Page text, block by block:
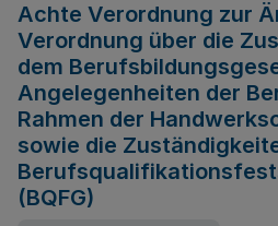
Achte Verordnung zur
Verordnung über die
dem
Angelegenheiten der
Rahmen der
sowie die
(BQFG)